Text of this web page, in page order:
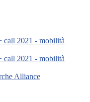
call 2021 - mobilità
call 2021 - mobilità
Alliance